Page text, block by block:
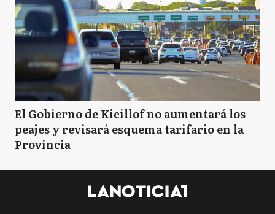
El Gobierno de Kicillof no aumentará los
peajes y revisará esquema tarifario en la
Provincia